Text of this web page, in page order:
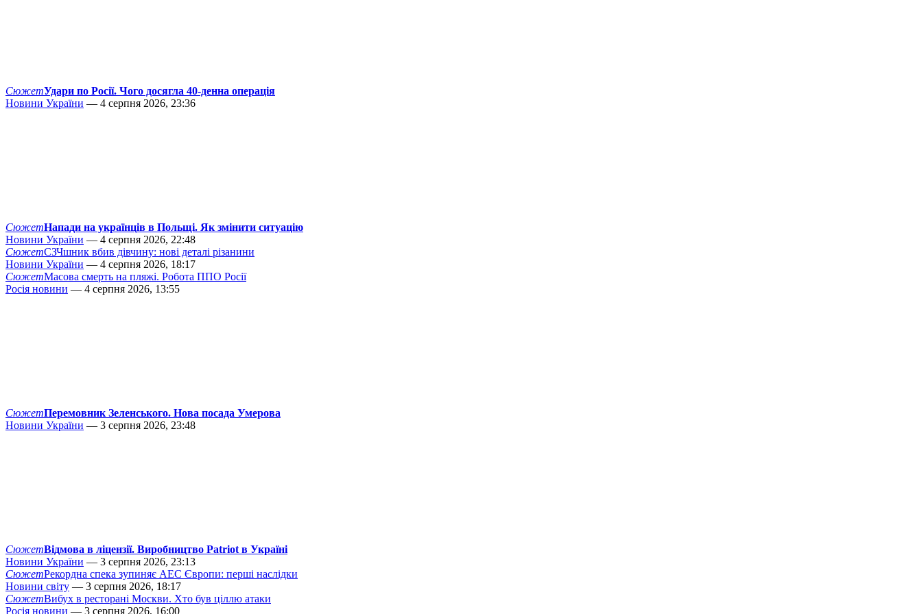
СюжетУдари по Росії. Чого досягла 40-денна операція
Новини України — 4 серпня 2026, 23:36
СюжетНапади на українців в Польщі. Як змінити ситуацію
Новини України — 4 серпня 2026, 22:48
СюжетСЗЧшник вбив дівчину: нові деталі різанини
Новини України — 4 серпня 2026, 18:17
СюжетМасова смерть на пляжі. Робота ППО Росії
Росія новини — 4 серпня 2026, 13:55
СюжетПеремовник Зеленського. Нова посада Умерова
Новини України — 3 серпня 2026, 23:48
СюжетВідмова в ліцензії. Виробництво Patriot в Україні
Новини України — 3 серпня 2026, 23:13
СюжетРекордна спека зупиняє АЕС Європи: перші наслідки
Новини світу — 3 серпня 2026, 18:17
СюжетВибух в ресторані Москви. Хто був ціллю атаки
Росія новини — 3 серпня 2026, 16:00